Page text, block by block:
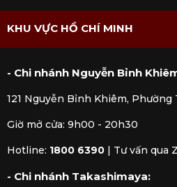
KHU VỰC HỒ CHÍ MINH
- Chi nhánh Nguyễn Bỉnh
121 Nguyễn Bỉnh Khiêm, Phường
Giờ mở cửa: 9h00 - 20h30
Hotline: 1800 6390 | Tư vấn qua
- Chi nhánh Takashimaya: